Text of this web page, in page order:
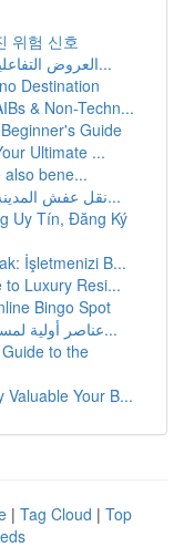
위험 신호
العروض التفاعلية في غرف الاجتماعات و المدارس...
Destination
& Non-Techn...
Guide
Ultimate ...
bene...
نقل عفش المدينة المنورة: دليل شامل للخدمات والأ...
Uy Tín, Đăng Ký
İşletmenizi B...
to Luxury Resi...
Bingo Spot
عناصر أولية لمستحضرات التجميل : مرشد كامل لل...
to the
Your B...
| Tag Cloud | Top